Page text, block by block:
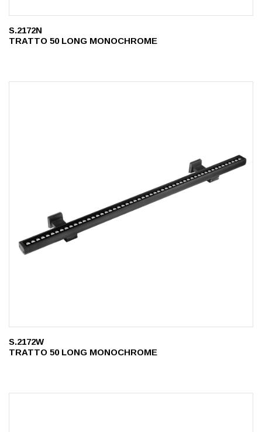
S.2172N
TRATTO 50 LONG MONOCHROME
S.2172W
TRATTO 50 LONG MONOCHROME